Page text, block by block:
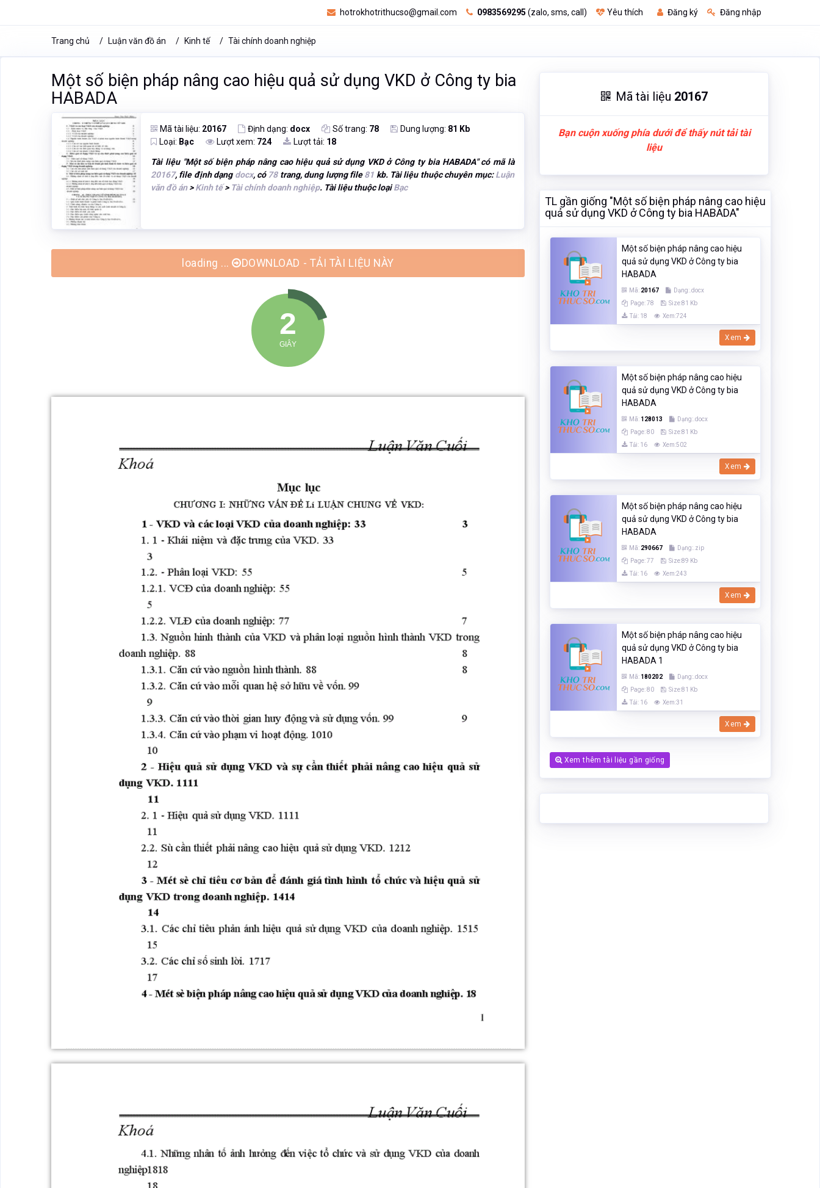
hotrokhotrithucso@gmail.com 0983569295 (zalo, sms, call) Yêu thích Đăng ký Đăng nhập
Trang chủ Luận văn đồ án Kinh tế Tài chính doanh nghiệp
Một số biện pháp nâng cao hiệu quả sử dụng VKD ở Công ty bia
HABADA
Mã tài liệu: 20167 Định dạng: docx Số trang: 78 Dung lượng: 81 Kb
Loại: Bạc Lượt xem: 724 Lượt tải: 18
Tài liệu "Một số biện pháp nâng cao hiệu quả sử dụng VKD ở Công ty bia HABADA" có mã là
20167, file định dạng docx, có 78trang, dung lượng file81 kb. Tài liệu thuộc chuyên mục:Luận
văn đồ án>Kinh tế> Tài chính doanh nghiệp. Tài liệu thuộc loạiBạc
loading ... DOWNLOAD - TẢI TÀI LIỆU NÀY
Mã tài liệu 20167
Bạn cuộn xuống phía dưới để thấy nút tải tài
liệu
TL gần giống "Một số biện pháp nâng cao hiệu
quả sử dụng VKD ở Công ty bia HABADA"
Một số biện pháp nâng cao hiệu
quả sử dụng VKD ở Công ty bia
HABADA
Mã: 20167
Dạng:.docx
Page: 78
Size:81 Kb
Tải: 18
Xem:724
Xem
Một số biện pháp nâng cao hiệu
quả sử dụng VKD ở Công ty bia
HABADA
Mã: 128013
Dạng:.docx
Page: 80
Size:81 Kb
Tải: 16
Xem:502
Xem
Một số biện pháp nâng cao hiệu
quả sử dụng VKD ở Công ty bia
HABADA
Mã: 290667
Dạng:.zip
Page: 77
Size:89 Kb
Tải: 16
Xem:243
Xem
Một số biện pháp nâng cao hiệu
quả sử dụng VKD ở Công ty bia
HABADA 1
Mã: 180202
Dạng:.docx
Page: 80
Size:81 Kb
Tải: 16
Xem:31
Xem
Xem thêm tài liệu gần giống